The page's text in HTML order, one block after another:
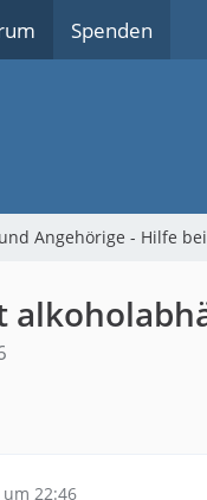
Spenden
Angehörige - Hilfe
um 22:46